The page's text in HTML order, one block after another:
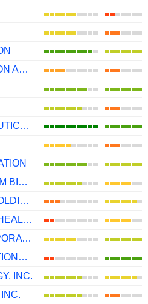
BECTON, DICKINSON AND COMPANY
WEST PHARMACEUTICAL SERVICES, INC.
SARTORIUS STEDIM BIOTECH
ZIMMER BIOMET HOLDINGS, INC.
FISHER & PAYKEL HEALTHCARE CORPORATION LIMITED
SOLVENTUM CORPORATION
BAXTER INTERNATIONAL INC.
INC.